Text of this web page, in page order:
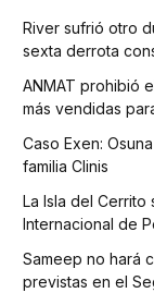
River sufrió otro
sexta derrota
ANMAT prohibió
más vendidas
Caso Exen:
familia Clinis
La Isla del Cerrito
Internacional de
Sameep no hará
previstas en el